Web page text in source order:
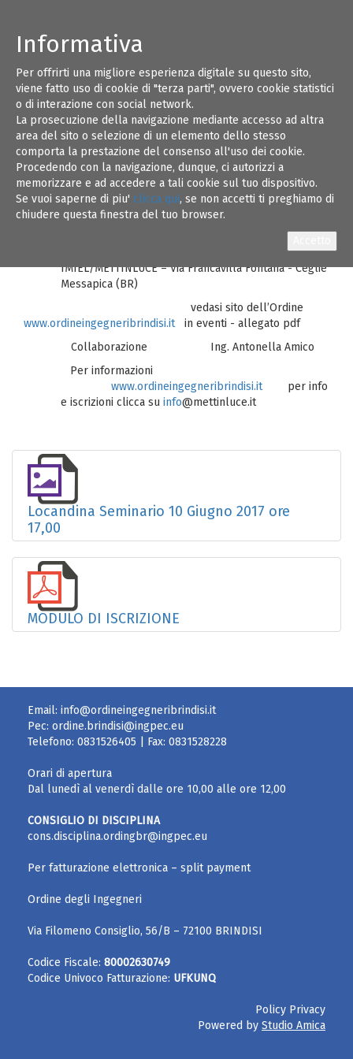
Informativa
Per offrirti una migliore esperienza digitale su questo sito,
viene fatto uso di cookie di "terza parti", ovvero cookie statistici
o di interazione con social network.
La prosecuzione della navigazione mediante accesso ad altra
area del sito o selezione di un elemento dello stesso
comporta la prestazione del consenso all'uso dei cookie.
Procedendo con la navigazione, dunque, ci autorizzi a
memorizzare e ad accedere a tali cookie sul tuo dispositivo.
Se vuoi saperne di piu' clicca qui, se non accetti ti preghiamo di
chiudere questa finestra del tuo browser.
10
GIU 17
Seminario SMART FUTURE - Dalla casa alla
città intelligente L’internet delle cose e il
Progetto multifunzionale
Partenza seminario 10 GIUGNO 2017
ore 17,00
Durata del corso n. 1 incontro dalle ore
17,00 alle ore 20,00 per un totale di 3 ore
CFP riconosciuti n. 3 Crediti Formativi
IMIEL/METTINLUCE – Via Francavilla Fontana - Ceglie
Messapica (BR)
vedasi sito dell’Ordine
www.ordineingegneribrindisi.itin eventi - allegato pdf
Collaborazione Ing. Antonella Amico
Per informazioni
www.ordineingegneribrindisi.itper info
e iscrizioni clicca suinfo@mettinluce.it
Locandina Seminario 10 Giugno 2017 ore
17,00
MODULO DI ISCRIZIONE
Email: info@ordineingegneribrindisi.it
Pec: ordine.brindisi@ingpec.eu
Telefono: 0831526405 | Fax: 0831528228
Orari di apertura
Dal lunedì al venerdì dalle ore 10,00 alle ore 12,00
CONSIGLIO DI DISCIPLINA
cons.disciplina.ordingbr@ingpec.eu
Per fatturazione elettronica – split payment
Ordine degli Ingegneri
Via Filomeno Consiglio, 56/B – 72100 BRINDISI
Codice Fiscale: 80002630749
Codice Univoco Fatturazione: UFKUNQ
Policy Privacy
Powered by Studio Amica